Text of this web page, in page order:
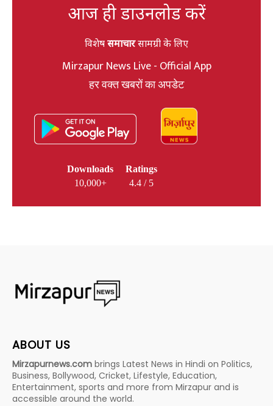
आज ही डाउनलोड करें
विशेषसमाचारसामग्री के लिए
Mirzapur News Live - Official App
हर वक्त खबरों का अपडेट
Downloads
10,000+
Ratings
4.4 / 5
ABOUT US
Mirzapurnews.com brings Latest News in Hindi on Politics,
Business, Bollywood, Cricket, Lifestyle, Education,
Entertainment, sports and more from Mirzapur and is
accessible around the world.